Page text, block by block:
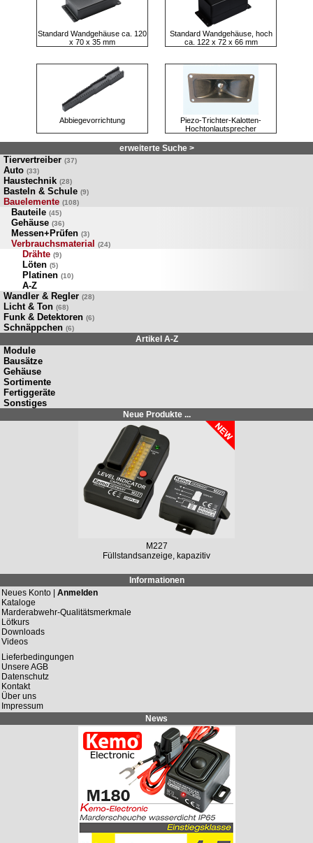
Standard Wandgehäuse ca. 120
x 70 x 35 mm
Standard Wandgehäuse, hoch
ca. 122 x 72 x 66 mm
Abbiegevorrichtung
Piezo-Trichter-Kalotten-
Hochtonlautsprecher
erweiterte Suche >
Tiervertreiber (37)
Auto (33)
Haustechnik (28)
Basteln & Schule (9)
Bauelemente (108)
Bauteile (45)
Gehäuse (36)
Messen+Prüfen (3)
Verbrauchsmaterial (24)
Drähte (9)
Löten (5)
Platinen (10)
A-Z
Wandler & Regler (28)
Licht & Ton (68)
Funk & Detektoren (6)
Schnäppchen (6)
Artikel A-Z
Module
Bausätze
Gehäuse
Sortimente
Fertiggeräte
Sonstiges
Neue Produkte ...
M227
Füllstandsanzeige, kapazitiv
Informationen
Neues Konto | Anmelden
Kataloge
Marderabwehr-Qualitätsmerkmale
Lötkurs
Downloads
Videos
Lieferbedingungen
Unsere AGB
Datenschutz
Kontakt
Über uns
Impressum
News